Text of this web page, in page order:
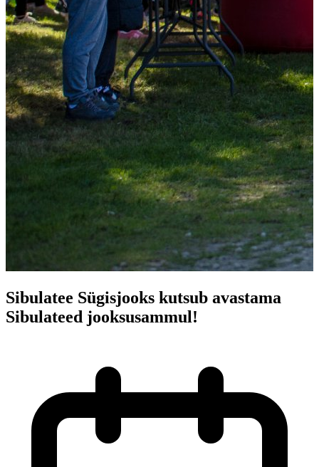
Sibulatee Sügisjooks kutsub avastama
Sibulateed jooksusammul!